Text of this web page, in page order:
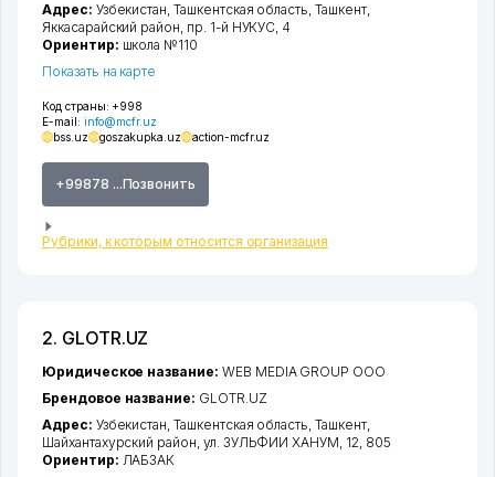
Код страны: +998
E-mail: info@mcfr.uz
bss.uz
goszakupka.uz action-mcfr.uz
+99878 ...Позвонить
Рубрики, к которым относится организация
Адрес: Узбекистан,Ташкентская область,Ташкент,
Яккасарайский район, пр. 1-й НУКУС, 4
Ориентир: школа №110
Показать на карте
2. GLOTR.UZ
Юридическое название: WEB MEDIA GROUP ООО
Брендовое название: GLOTR.UZ
Адрес: Узбекистан,Ташкентская область,Ташкент,
Шайхантахурский район, ул. ЗУЛЬФИИ ХАНУМ, 12, 805
Ориентир: ЛАБЗАК